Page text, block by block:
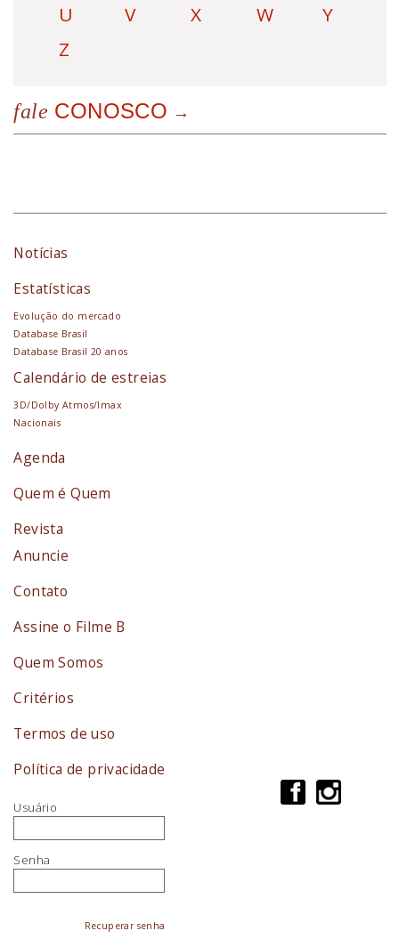
U
V X W
Y
Z
fale CONOSCO
Notícias
Estatísticas
Evolução do mercado
Database Brasil
Database Brasil 20 anos
Calendário de estreias
3D/Dolby Atmos/Imax
Nacionais
Agenda
Quem é Quem
Revista
Anuncie
Contato
Assine o Filme B
Quem Somos
Critérios
Termos de uso
Política de privacidade
Usuário
Senha
Recuperar senha